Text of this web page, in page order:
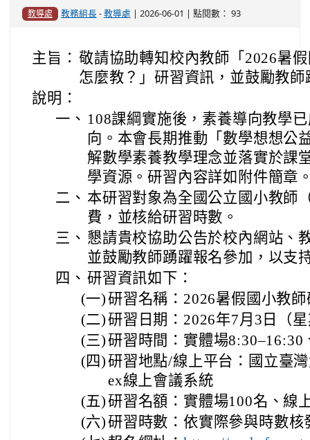
教導處 教務組長-教導處 | 2026-06-01 | 點閱數： 93
主旨： 敬請協助轉知校內教師「2026暑
怎麼教？」研習資訊，並鼓勵教
說明：
一、 108課綱實施後，素養導向教學
向。本會長期推動「數學想想公
解數學素養教學理念並落實於課
學資源。研習內容詳如附件簡章
二、 本研習對象為全國公立國小教師
費，並核給研習時數。
三、 懇請貴校協助公告於校內網站、
並鼓勵教師踴躍報名參加，以支
四、 研習資訊如下：
(一)研習名稱：2026暑假國小教
(二)研習日期：2026年7月3日（
(三)研習時間：實體場
(四)研習地點/線上平台：國立臺
ex線上會議系統
(五)研習名額：實體場100名、線
(六)研習時數：依實際參與時數核